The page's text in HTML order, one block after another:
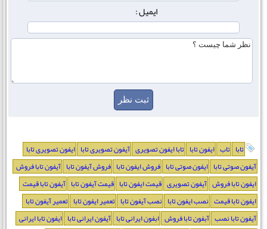
ایمیل :
تابا تاب ایفون تابا تابا ایفون تصویری آیفون تصویری تابا ایفون تصویری تابا
آیفون صوتی تابا ایفون صوتی تابا فروش ایفون تابا فروش آیفون تابا آیفون تابا فروش
ایفون تابا فروش آیفون تصویری قیمت ایفون تابا قیمت آیفون تابا آیفون تابا قیمت
ایفون تابا قیمت نصب ایفون تابا نصب آیفون تابا تعمیر ایفون تابا تعمیر آیفون تابا
آیفون تابا نصب آبفون تابا فروش ابفون ایرانی تابا آیفون ایرانی تابا ایفون تابا ایرانی